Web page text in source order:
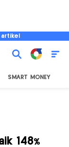
SMART MONEY
148%